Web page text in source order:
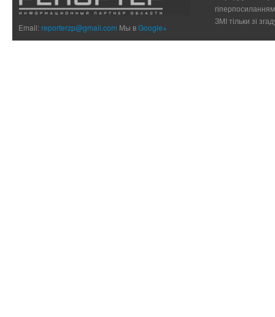
Email:reporterzp@gmail.com Мы вGoogle+
ЗМІ тільки зі